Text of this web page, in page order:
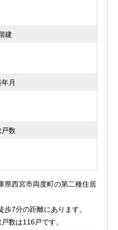
建
月
戸数
県西宮市両度町の第二種住居
7分の距離にあります。
数は116戸です。